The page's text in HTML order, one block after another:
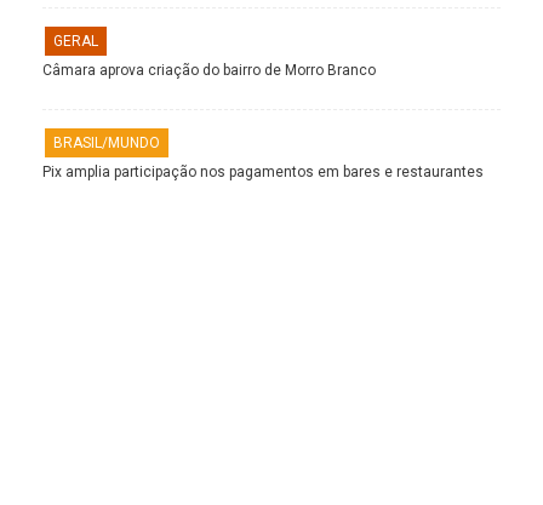
GERAL
Câmara aprova criação do bairro de Morro Branco
BRASIL/MUNDO
Pix amplia participação nos pagamentos em bares e restaurantes